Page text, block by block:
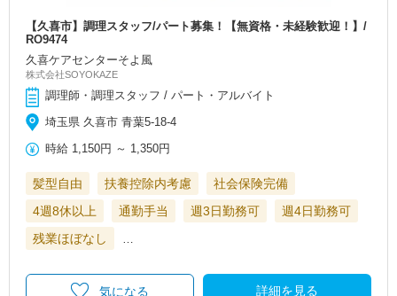
【久喜市】調理スタッフ/パート募集！【無資格・未経験歓迎！】/
RO9474
久喜ケアセンターそよ風
株式会社SOYOKAZE
調理師・調理スタッフ / パート・アルバイト
埼玉県 久喜市 青葉5-18-4
時給 1,150円 ～ 1,350円
髪型自由 扶養控除内考慮
社会保険完備
4週8休以上
通勤手当 週3日勤務可
週4日勤務可
残業ほぼなし
…
詳細を見る
気になる